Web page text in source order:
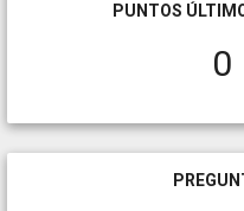
PUNTOS
0